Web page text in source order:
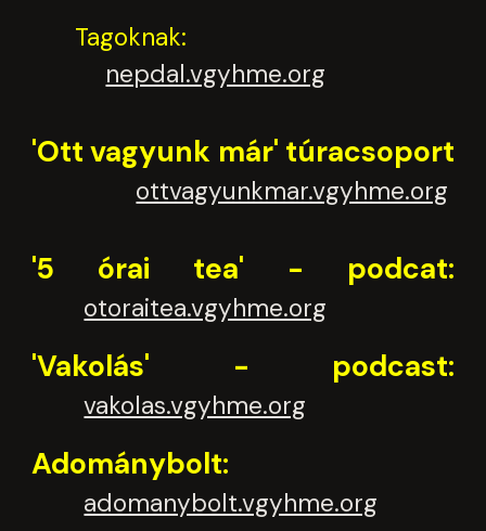
Tagoknak:
nepdal.vgyhme.org
'Ott vagyunk már' túracsoport
ottvagyunkmar.vgyhme.org
'5 órai tea' - podcat:
otoraitea.vgyhme.org
'Vakolás' - podcast:
vakolas.vgyhme.org
Adománybolt:
adomanybolt.vgyhme.org